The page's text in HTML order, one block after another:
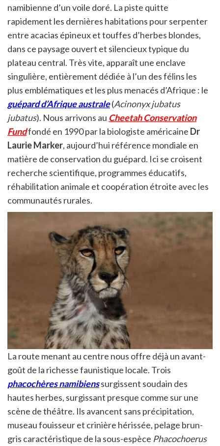
namibienne d’un voile doré. La piste quitte
rapidement les dernières habitations pour serpenter
entre acacias épineux et touffes d’herbes blondes,
dans ce paysage ouvert et silencieux typique du
plateau central. Très vite, apparaît une enclave
singulière, entièrement dédiée à l’un des félins les
plus emblématiques et les plus menacés d’Afrique : le
guépard d’Afrique australe(Acinonyx jubatus
jubatus). Nous arrivons au Cheetah Conservation
Fundfondé en 1990 par la biologiste américaine Dr
Laurie Marker, aujourd’hui référence mondiale en
matière de conservation du guépard. Ici se croisent
recherche scientifique, programmes éducatifs,
réhabilitation animale et coopération étroite avec les
communautés rurales.
La route menant au centre nous offre déjà un avant-
goût de la richesse faunistique locale. Trois
phacochères namibienssurgissent soudain des
hautes herbes, surgissant presque comme sur une
scène de théâtre. Ils avancent sans précipitation,
museau fouisseur et crinière hérissée, pelage brun-
gris caractéristique de la sous-espèce Phacochoerus